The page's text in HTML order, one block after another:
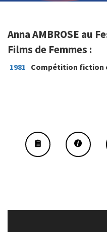
Anna AMBROSE au
Films de Femmes :
1981 Compétition fiction